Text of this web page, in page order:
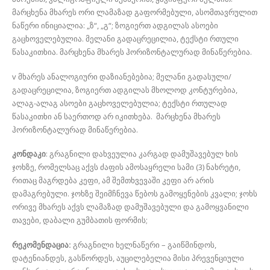
მარცხენა მხარეს ორი ლამაზად გაფორმებული, ასომთავრულით
ნაწერი ინიციალია: „ზ“, „გ“; ზოგიერთ ადგილას ასოები
გაცხოველებულია. მელანი გადაცრეცილია, ტექსტი რთული
წასაკითხია. მარცხენა მხარეს ჰორიზონტალურად მინაწერებია.
v მხარეს ანალოგიური დაზიანებებია; მელანი გადასული/
გადაცრეცილია, ზოგიერთ ადგილას მხოლოდ კონტურებია,
ალაგ-ალაგ ასოები გაცხოველებულია; ტექსტი რთულად
წასაკითხი ან საერთოდ არ იკითხება. მარცხენა მხარეს
ჰორიზონტალურად მინაწერებია.
კონდაკი: გრაგნილი დახვეულია კარგად დამუშავებულ ხის
ჯოხზე, რომელსაც აქვს ძაფის ამოსაყრელი სამი (3) ნახრეტი,
რითაც მაგრდება კეფი, ამ შემთხვევაში კეფი არ არის
დამაგრებული. ჯოხზე შეიმჩნევა წებოს გამოყენების კვალი; ჯოხს
ორივე მხარეს აქვს ლამაზად დამუშავებული და გამოყვანილი
თავები, დაბალი გუმბათის ფორმის;
რეკომენდაცია: გრაგნილი ხელნაწერი – გაიწმინდოს,
დატენიანდეს, გასწორდეს, აუცილებელია მისი პრევენციული